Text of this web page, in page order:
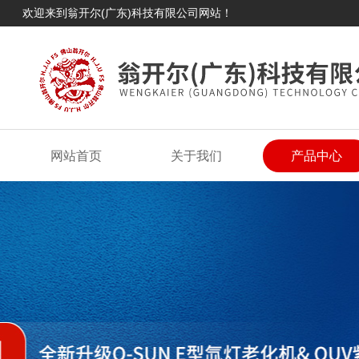
欢迎来到翁开尔(广东)科技有限公司网站！
网站首页 关于我们 产品中心